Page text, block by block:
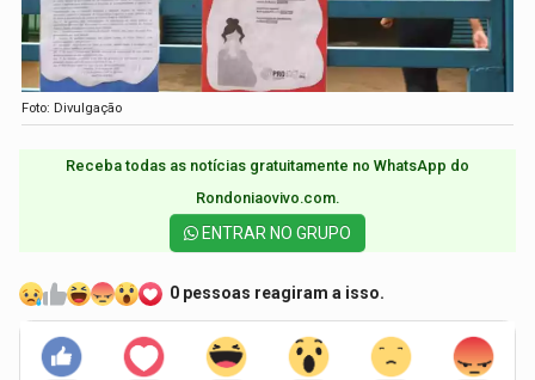
Foto: Divulgação
Receba todas as notícias gratuitamente no WhatsApp do
Rondoniaovivo.com.​
ENTRAR NO GRUPO
0 pessoas reagiram a isso.